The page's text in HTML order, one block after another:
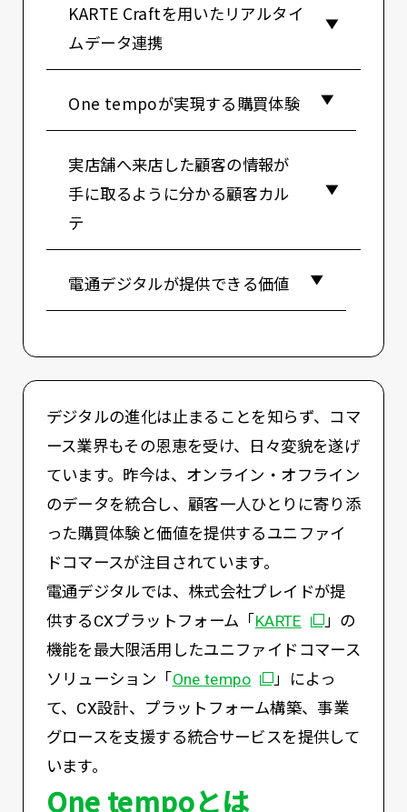
KARTE Craftを用いたリアルタイ
ムデータ連携
One tempoが実現する購買体験
実店舗へ来店した顧客の情報が
手に取るように分かる顧客カル
テ
電通デジタルが提供できる価値
デジタルの進化は止まることを知らず、コマ
ース業界もその恩恵を受け、日々変貌を遂げ
ています。昨今は、オンライン・オフライン
のデータを統合し、顧客一人ひとりに寄り添
った購買体験と価値を提供するユニファイ
ドコマースが注目されています。
電通デジタルでは、株式会社プレイドが提
供するCXプラットフォーム「 KARTE別ウィンドウ
」の
機能を最大限活用したユニファイドコマース
ソリューション「 One tempo別ウィンドウで開く
」によっ
て、CX設計、プラットフォーム構築、事業
グロースを支援する統合サービスを提供して
います。
One tempoとは